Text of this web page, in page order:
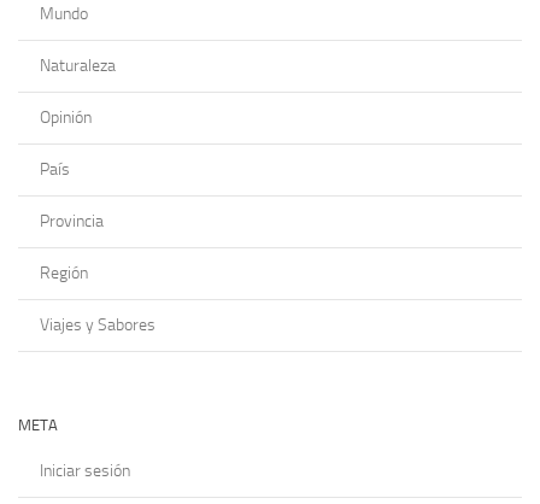
Mundo
Naturaleza
Opinión
País
Provincia
Región
Viajes y Sabores
META
Iniciar sesión